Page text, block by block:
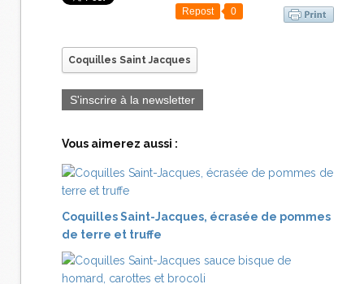
Repost 0
Coquilles Saint Jacques
S'inscrire à la newsletter
Vous aimerez aussi :
Coquilles Saint-Jacques, écrasée de pommes
de terre et truffe